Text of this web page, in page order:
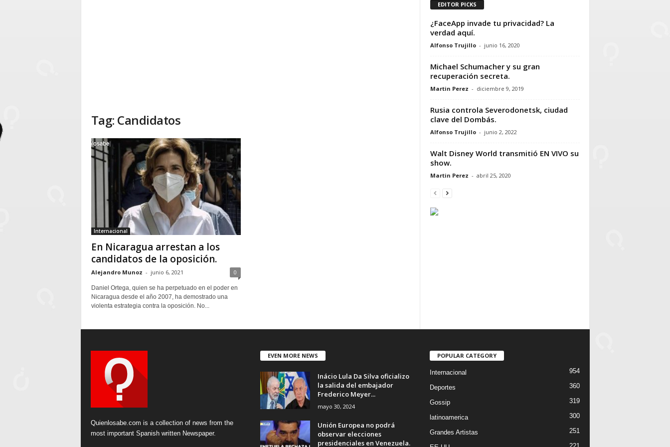
Tag: Candidatos
Internacional
En Nicaragua arrestan a los
candidatos de la oposición.
Alejandro Munoz - junio 6, 2021 0
Daniel Ortega, quien se ha perpetuado en el poder en
Nicaragua desde el año 2007, ha demostrado una
violenta estrategia contra la oposición. No...
EDITOR PICKS
¿FaceApp invade tu privacidad? La
verdad aquí.
Alfonso Trujillo - junio 16, 2020
Michael Schumacher y su gran
recuperación secreta.
Martin Perez - diciembre 9, 2019
Rusia controla Severodonetsk, ciudad
clave del Dombás.
Alfonso Trujillo - junio 2, 2022
Walt Disney World transmitió EN VIVO su
show.
Martin Perez - abril 25, 2020
Quienlosabe.com is a collection of news from the
most important Spanish written Newspaper.
EVEN MORE NEWS
Inácio Lula Da Silva oficializo
la salida del embajador
Frederico Meyer...
mayo 30, 2024
Unión Europea no podrá
observar elecciones
presidenciales en Venezuela.
POPULAR CATEGORY
Internacional 954
Deportes 360
Gossip 319
latinoamerica 300
Grandes Artistas 251